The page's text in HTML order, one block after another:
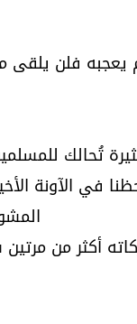
يعجبه فلن
تُحالك
في الآونة
أكثر من